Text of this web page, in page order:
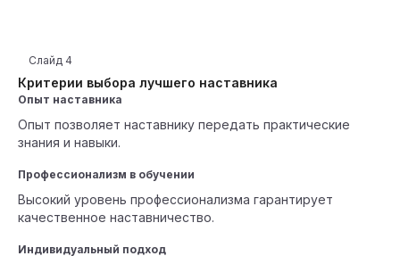
Критерии выбора лучшего наставника
Слайд 4
Опыт наставника
Опыт позволяет наставнику передать практические
знания и навыки.
Профессионализм в обучении
Высокий уровень профессионализма гарантирует
качественное наставничество.
Индивидуальный подход